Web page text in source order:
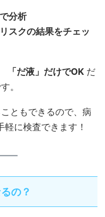
分析
スクの結果をチェッ
「だ液」だけでOK だ
。
ともできるので、病
に検査できます！
の？